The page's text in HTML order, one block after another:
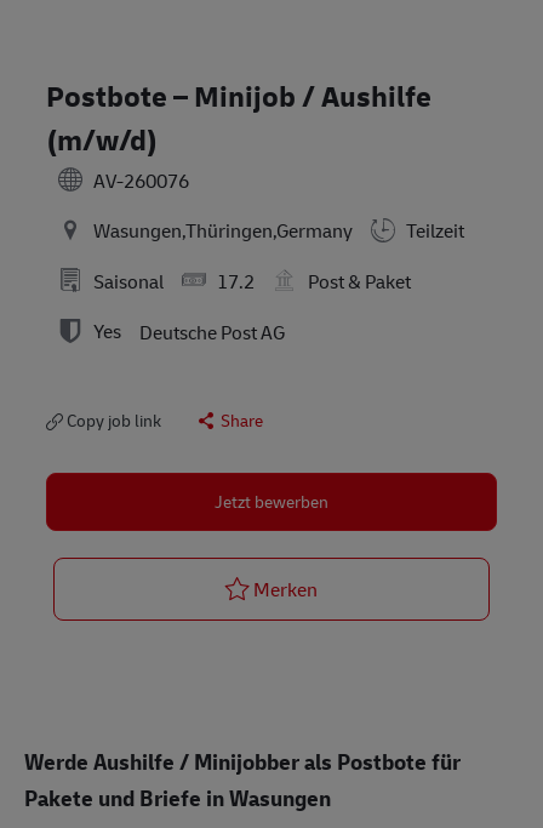
Postbote – Minijob / Aushilfe
(m/w/d)
AV-260076
Wasungen,Thüringen,Germany
Teilzeit
Saisonal
17.2
Post & Paket
Yes
Deutsche Post AG
Copy job link Share
Jetzt bewerben
Merken
Werde Aushilfe / Minijobber als Postbote für
Pakete und Briefe in Wasungen